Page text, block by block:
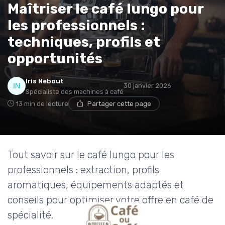
Maîtriser le café lungo pour
les professionnels :
techniques, profils et
opportunités
Iris Nebout
Spécialiste des machines à café
30 janvier 2026
13 min de lecture Partager cette page
Tout savoir sur le café lungo pour les
professionnels : extraction, profils
aromatiques, équipements adaptés et
conseils pour optimiser votre offre en café de
spécialité.